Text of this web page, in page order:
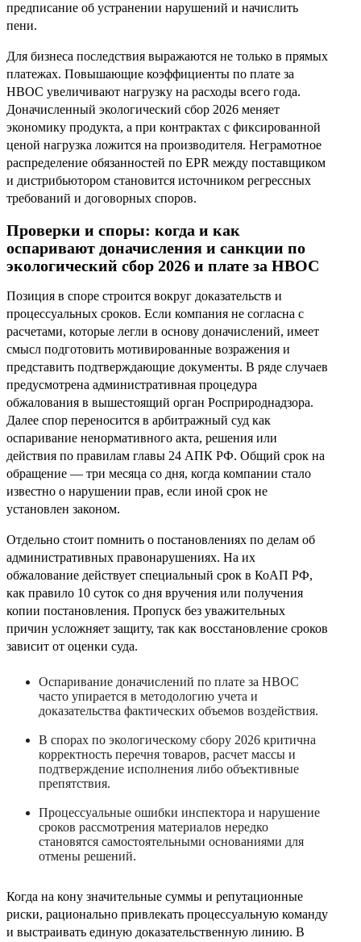
предписание об устранении нарушений и начислить
пени.
Для бизнеса последствия выражаются не только в прямых
платежах. Повышающие коэффициенты по плате за
НВОС увеличивают нагрузку на расходы всего года.
Доначисленный экологический сбор 2026 меняет
экономику продукта, а при контрактах с фиксированной
ценой нагрузка ложится на производителя. Неграмотное
распределение обязанностей по EPR между поставщиком
и дистрибьютором становится источником регрессных
требований и договорных споров.
Проверки и споры: когда и как
оспаривают доначисления и санкции по
экологический сбор 2026 и плате за НВОС
Позиция в споре строится вокруг доказательств и
процессуальных сроков. Если компания не согласна с
расчетами, которые легли в основу доначислений, имеет
смысл подготовить мотивированные возражения и
представить подтверждающие документы. В ряде случаев
предусмотрена административная процедура
обжалования в вышестоящий орган Росприроднадзора.
Далее спор переносится в арбитражный суд как
оспаривание ненормативного акта, решения или
действия по правилам главы 24 АПК РФ. Общий срок на
обращение — три месяца со дня, когда компании стало
известно о нарушении прав, если иной срок не
установлен законом.
Отдельно стоит помнить о постановлениях по делам об
административных правонарушениях. На их
обжалование действует специальный срок в КоАП РФ,
как правило 10 суток со дня вручения или получения
копии постановления. Пропуск без уважительных
причин усложняет защиту, так как восстановление сроков
зависит от оценки суда.
Оспаривание доначислений по плате за НВОС
часто упирается в методологию учета и
доказательства фактических объемов воздействия.
В спорах по экологическому сбору 2026 критична
корректность перечня товаров, расчет массы и
подтверждение исполнения либо объективные
препятствия.
Процессуальные ошибки инспектора и нарушение
сроков рассмотрения материалов нередко
становятся самостоятельными основаниями для
отмены решений.
Когда на кону значительные суммы и репутационные
риски, рационально привлекать процессуальную команду
и выстраивать единую доказательственную линию. В